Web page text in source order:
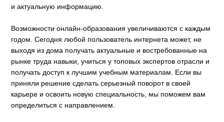
и актуальную информацию.
Возможности онлайн-образования увеличиваются с каждым
годом. Сегодня любой пользователь интернета может, не
выходя из дома получать актуальные и востребованные на
рынке труда навыки, учиться у топовых экспертов отрасли и
получать доступ к лучшим учебным материалам. Если вы
приняли решение сделать серьезный поворот в своей
карьере и освоить новую специальность, мы поможем вам
определиться с направлением.